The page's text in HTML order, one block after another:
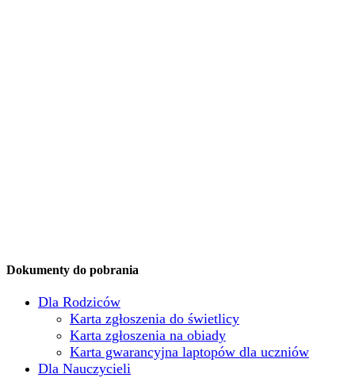
Dokumenty do pobrania
Dla Rodziców
Karta zgłoszenia do świetlicy
Karta zgłoszenia na obiady
Karta gwarancyjna laptopów dla uczniów
Dla Nauczycieli